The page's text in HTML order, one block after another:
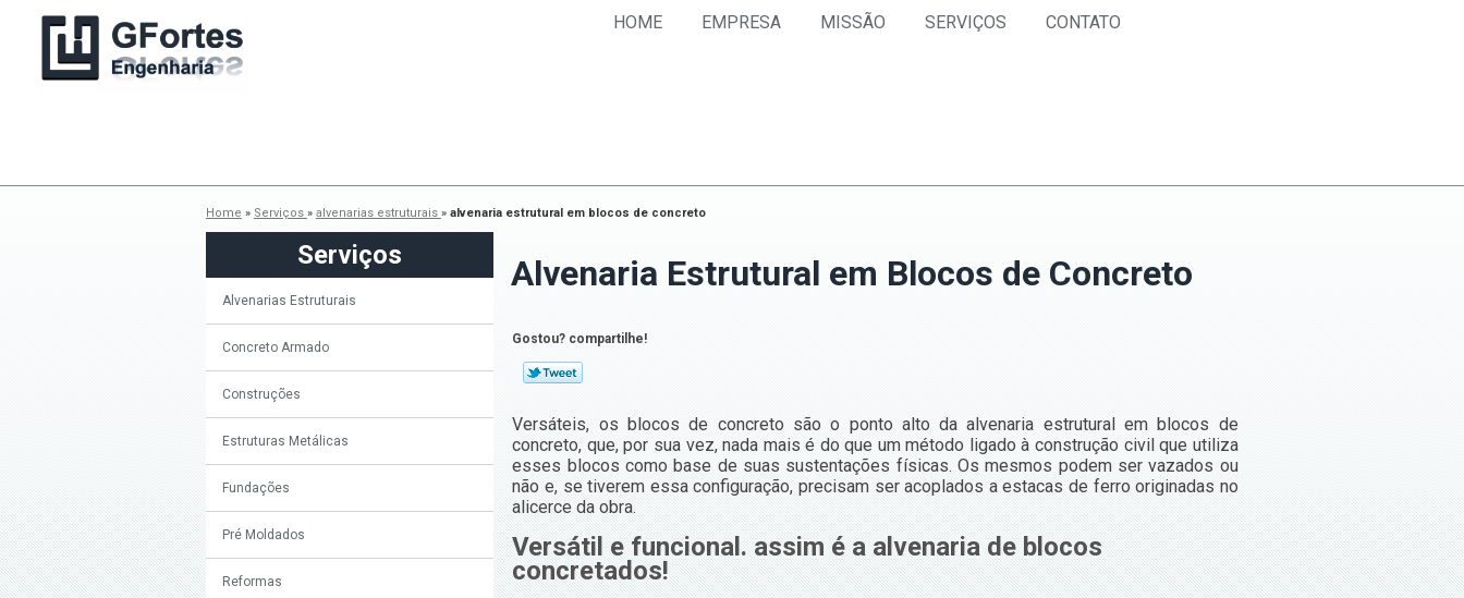
HOME EMPRESA MISSÃO SERVIÇOS CONTATO
Home » Serviços » alvenarias estruturais » alvenaria estrutural em blocos de concreto
Serviços
Alvenarias Estruturais
Concreto Armado
Construções
Estruturas Metálicas
Fundações
Pré Moldados
Reformas
Alvenaria Estrutural em Blocos de Concreto
Gostou? compartilhe!
Versáteis, os blocos de concreto são o ponto alto da alvenaria estrutural em blocos de
concreto, que, por sua vez, nada mais é do que um método ligado à construção civil que utiliza
esses blocos como base de suas sustentações físicas. Os mesmos podem ser vazados ou
não e, se tiverem essa configuração, precisam ser acoplados a estacas de ferro originadas no
alicerce da obra.
Versátil e funcional. assim é a alvenaria de blocos
concretados!